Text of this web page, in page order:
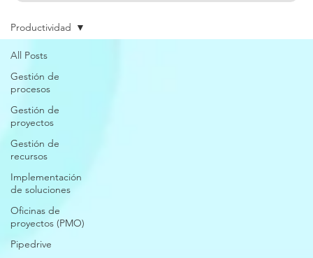
All Posts
Gestión de
procesos
Gestión de
proyectos
Gestión de
recursos
Implementación
de soluciones
Oficinas de
proyectos (PMO)
Pipedrive
Productividad